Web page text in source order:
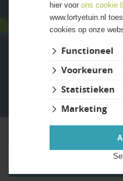
Kies uw
Website
hier voor ons cookie
www.lortyetuin.nl
cookies op onze
Functioneel
Voorkeuren
Statistieken
Marketing